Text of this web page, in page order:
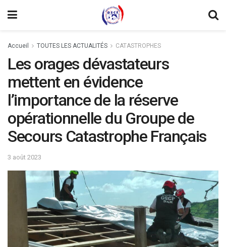
Accueil TOUTES LES ACTUALITÉS CATASTROPHES
Les orages dévastateurs
mettent en évidence
l’importance de la réserve
opérationnelle du Groupe de
Secours Catastrophe Français
3 août 2023